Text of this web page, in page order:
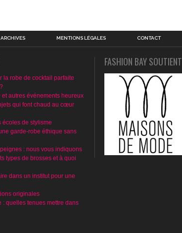
ARCHIVES MENTIONS LÉGALES CONTACT
la robe de cocktail parfaite
autres événements heureux
qui font chaud au cœur
écoles de stylisme
garde-robe éthique sans
: nous vous indiquons
types de brosses et à quoi
dans un institut pour une
originales
: quelles tenues mettre dans
FASHION BAY SOUTIENT